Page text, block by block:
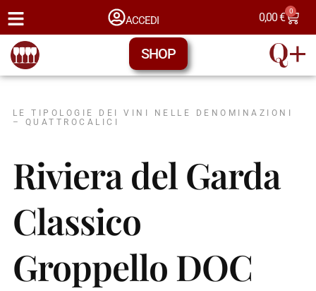
ACCEDI 0,00€ 0
SHOP
LE TIPOLOGIE DEI VINI NELLE DENOMINAZIONI
– QUATTROCALICI
Riviera del Garda
Classico
Groppello DOC